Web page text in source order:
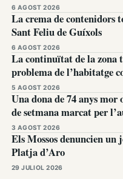
6 AGOST 2026
La crema de contenidors
Sant Feliu de Guíxols
6 AGOST 2026
La continuïtat de la zona
problema de l’habitatge
5 AGOST 2026
Una dona de 74 anys mor
de setmana marcat per
3 AGOST 2026
Els Mossos denuncien un
Platja d’Aro
29 JULIOL 2026